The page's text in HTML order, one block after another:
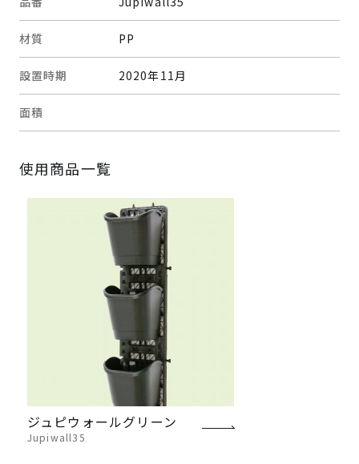
材質 PP
設置時期 2020年11月
面積
使用商品一覧
ジュピウォールグリーン
Jupiwall35